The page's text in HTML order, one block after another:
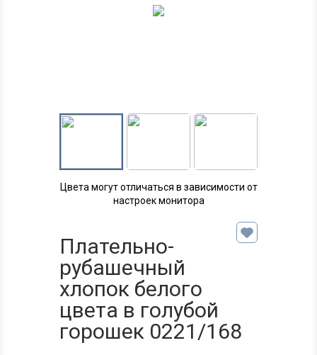
Цвета могут отличаться в зависимости от
настроек монитора
Плательно-
рубашечный
хлопок белого
цвета в голубой
горошек 0221/168